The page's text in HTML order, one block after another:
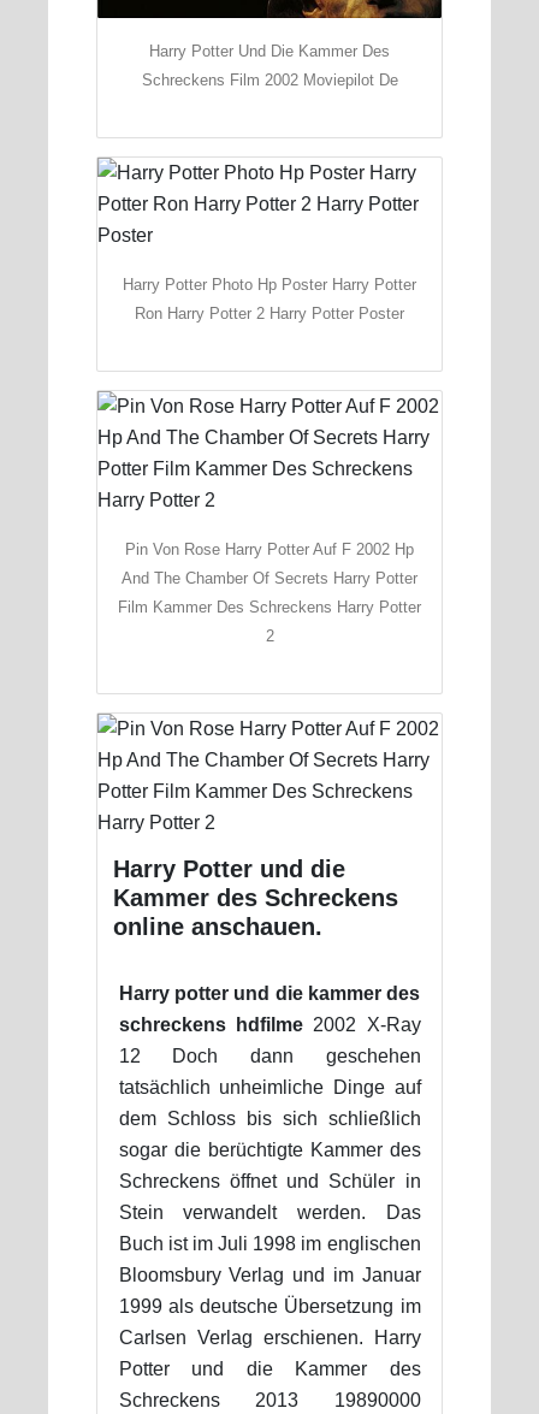
Harry Potter Und Die Kammer Des
Schreckens Film 2002 Moviepilot De
Harry Potter Photo Hp Poster Harry Potter
Ron Harry Potter 2 Harry Potter Poster
Pin Von Rose Harry Potter Auf F 2002 Hp
And The Chamber Of Secrets Harry Potter
Film Kammer Des Schreckens Harry Potter
2
Harry Potter und die
Kammer des Schreckens
online anschauen.
Harry potter und die kammer des
schreckens hdfilme2002 X-Ray
12 Doch dann geschehen
tatsächlich unheimliche Dinge auf
dem Schloss bis sich schließlich
sogar die berüchtigte Kammer des
Schreckens öffnet und Schüler in
Stein verwandelt werden. Das
Buch ist im Juli 1998 im englischen
Bloomsbury Verlag und im Januar
1999 als deutsche Übersetzung im
Carlsen Verlag erschienen. Harry
Potter und die Kammer des
Schreckens 2013 19890000